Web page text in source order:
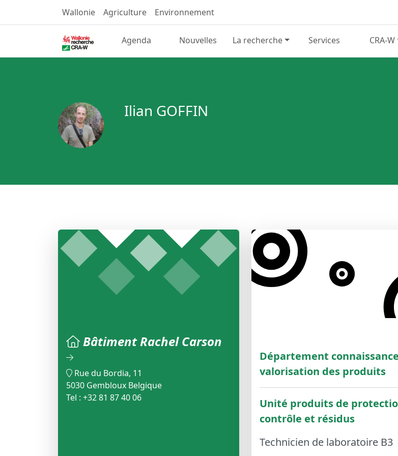
Wallonie Agriculture Environnement
Agenda Nouvelles La recherche Services CRA-W
Ilian GOFFIN
Bâtiment Rachel Carson
Rue du Bordia, 11
5030 Gembloux Belgique
Tel : +32 81 87 40 06
Département
valorisation des produits
Unité produits de
contrôle et résidus
Technicien de laboratoire B3